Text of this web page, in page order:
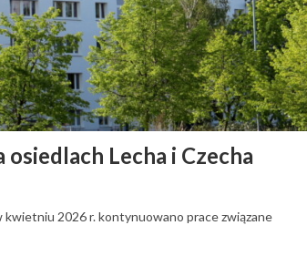
Lecha i Czecha
kwietniu 2026 r. kontynuowano prace związane